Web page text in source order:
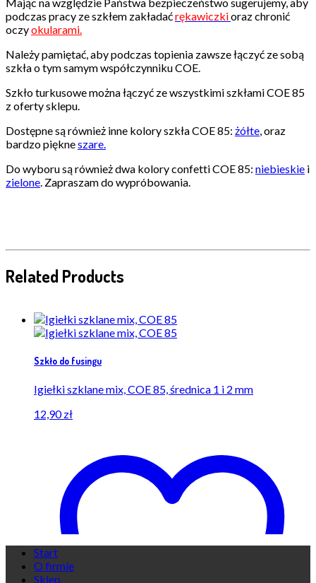
podczas pracy ze szkłem zakładaćrękawiczkioraz chronić
oczyokularami.
Należy pamiętać, aby podczas topienia zawsze łączyć ze sobą
szkła o tym samym współczynniku COE.
Szkło turkusowe można łączyć ze wszystkimi szkłami COE 85
z oferty sklepu.
Dostępne są również inne kolory szkła COE 85: żółte , oraz
bardzo piękneszare.
Do wyboru są również dwa kolory confetti COE 85: niebieskie i
zielone . Zapraszam do wypróbowania.
Related Products
Szkło do fusingu
Igiełki szklane mix, COE 85, średnica 1 i 2 mm
12,90zł
Start
O firmie
Sklep